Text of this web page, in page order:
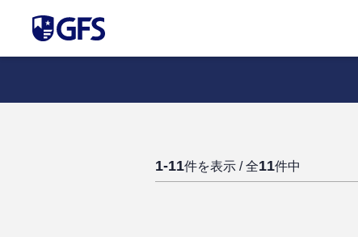
1-11件を表示 / 全11件中